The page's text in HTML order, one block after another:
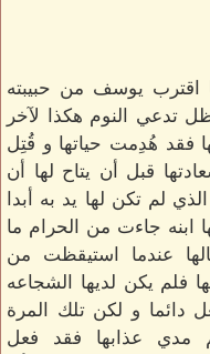
اقترب يوسف من حبيبته
تدعي النوم هكذا لآخر
فقد هُدِمت حياتها و قُتِل
قبل أن يتاح لها أن
لم تكن لها يد به أبدا
ابنه جاءت من الحرام ما
عندما استيقظت من
فلم يكن لديها الشجاعه
دائما و لكن تلك المرة
مدي عذابها فقد فعل